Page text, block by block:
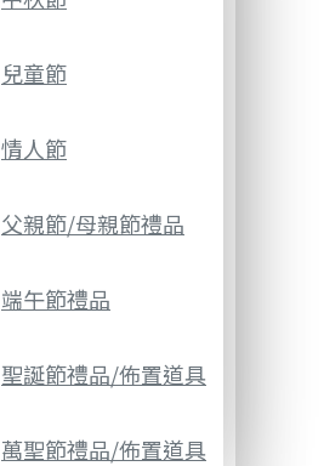
兒童節
情人節
父親節/母親節禮品
端午節禮品
聖誕節禮品/佈置道具
萬聖節禮品/佈置道具